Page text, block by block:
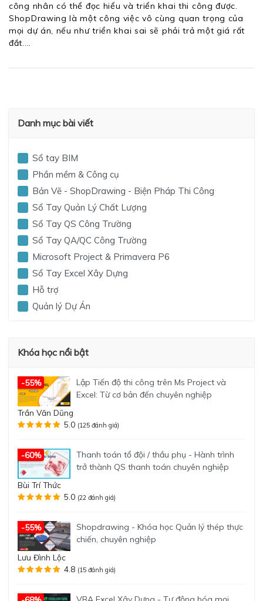
công nhân có thể đọc hiểu và triển khai thi công được.
ShopDrawing là một công việc vô cùng quan trọng của
mọi dự án, nếu như triển khai sai sẽ phải trả một giá rất
đắt.
Danh mục bài viết
Sổ tay BIM
Phần mềm & Công cụ
Bản Vẽ - ShopDrawing - Biện Pháp Thi Công
Sổ Tay Quản Lý Chất Lượng
Sổ Tay QS Công Trường
Sổ Tay QA/QC Công Trường
Microsoft Project & Primavera P6
Sổ Tay Excel Xây Dựng
Hỗ trợ
Quản lý Dự Án
Khóa học nổi bật
-55%
Lập Tiến độ thi công trên Ms Project và
Excel: Từ cơ bản đến chuyên nghiệp
Trần Văn Dũng
5.0 (125 đánh giá)
-60%
Thanh toán tổ đội / thầu phụ - Hành trình
trở thành QS thanh toán chuyên nghiệp
Bùi Trí Thức
5.0 (22 đánh giá)
-55%
Shopdrawing - Khóa học Quản lý thép thực
chiến, chuyên nghiệp
Lưu Đình Lộc
4.8 (15 đánh giá)